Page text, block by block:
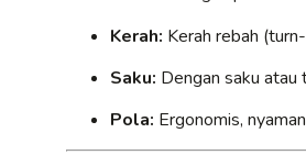
Kerah: Kerah rebah
Saku: Dengan saku atau
Pola: Ergonomis,